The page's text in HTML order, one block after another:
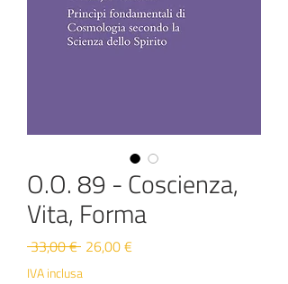
O.O. 89 - Coscienza,
Vita, Forma
33,00 € Prezzo
regolare
26,00 €Prezzo
IVA inclusa